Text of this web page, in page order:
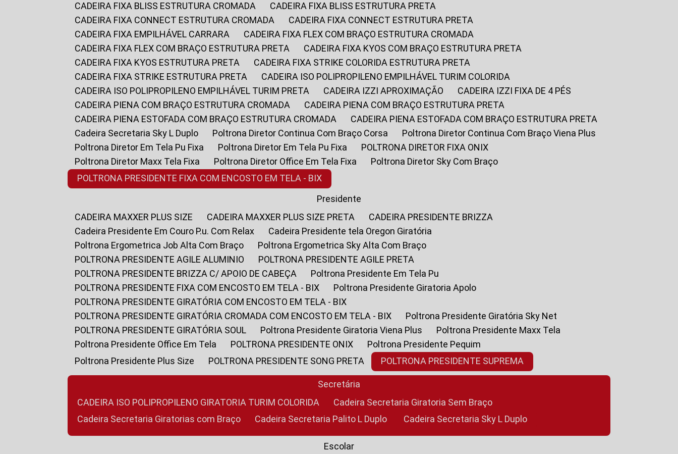
CADEIRA FIXA BLISS ESTRUTURA CROMADA
CADEIRA FIXA BLISS ESTRUTURA PRETA
CADEIRA FIXA CONNECT ESTRUTURA CROMADA
CADEIRA FIXA CONNECT ESTRUTURA PRETA
CADEIRA FIXA EMPILHÁVEL CARRARA
CADEIRA FIXA FLEX COM BRAÇO ESTRUTURA CROMADA
CADEIRA FIXA FLEX COM BRAÇO ESTRUTURA PRETA
CADEIRA FIXA KYOS COM BRAÇO ESTRUTURA PRETA
CADEIRA FIXA KYOS ESTRUTURA PRETA
CADEIRA FIXA STRIKE COLORIDA ESTRUTURA PRETA
CADEIRA FIXA STRIKE ESTRUTURA PRETA
CADEIRA ISO POLIPROPILENO EMPILHÁVEL TURIM COLORIDA
CADEIRA ISO POLIPROPILENO EMPILHÁVEL TURIM PRETA
CADEIRA IZZI APROXIMAÇÃO
CADEIRA IZZI FIXA DE 4 PÉS
CADEIRA PIENA COM BRAÇO ESTRUTURA CROMADA
CADEIRA PIENA COM BRAÇO ESTRUTURA PRETA
CADEIRA PIENA ESTOFADA COM BRAÇO ESTRUTURA CROMADA
CADEIRA PIENA ESTOFADA COM BRAÇO ESTRUTURA PRETA
Cadeira Secretaria Sky L Duplo
Poltrona Diretor Continua Com Braço Corsa
Poltrona Diretor Continua Com Braço Viena Plus
Poltrona Diretor Em Tela Pu Fixa
Poltrona Diretor Em Tela Pu Fixa
POLTRONA DIRETOR FIXA ONIX
Poltrona Diretor Maxx Tela Fixa
Poltrona Diretor Office Em Tela Fixa
Poltrona Diretor Sky Com Braço
POLTRONA PRESIDENTE FIXA COM ENCOSTO EM TELA - BIX
Presidente
CADEIRA MAXXER PLUS SIZE
CADEIRA MAXXER PLUS SIZE PRETA
CADEIRA PRESIDENTE BRIZZA
Cadeira Presidente Em Couro P.u. Com Relax
Cadeira Presidente tela Oregon Giratória
Poltrona Ergometrica Job Alta Com Braço
Poltrona Ergometrica Sky Alta Com Braço
POLTRONA PRESIDENTE AGILE ALUMINIO
POLTRONA PRESIDENTE AGILE PRETA
POLTRONA PRESIDENTE BRIZZA C/ APOIO DE CABEÇA
Poltrona Presidente Em Tela Pu
POLTRONA PRESIDENTE FIXA COM ENCOSTO EM TELA - BIX
Poltrona Presidente Giratoria Apolo
POLTRONA PRESIDENTE GIRATÓRIA COM ENCOSTO EM TELA - BIX
POLTRONA PRESIDENTE GIRATÓRIA CROMADA COM ENCOSTO EM TELA - BIX
Poltrona Presidente Giratória Sky Net
POLTRONA PRESIDENTE GIRATÓRIA SOUL
Poltrona Presidente Giratoria Viena Plus
Poltrona Presidente Maxx Tela
Poltrona Presidente Office Em Tela
POLTRONA PRESIDENTE ONIX
Poltrona Presidente Pequim
Poltrona Presidente Plus Size
POLTRONA PRESIDENTE SONG PRETA POLTRONA PRESIDENTE SUPREMA
Secretária
CADEIRA ISO POLIPROPILENO GIRATORIA TURIM COLORIDA
Cadeira Secretaria Giratoria Sem Braço
Cadeira Secretaria Giratorias com Braço
Cadeira Secretaria Palito L Duplo Cadeira Secretaria Sky L Duplo
Escolar